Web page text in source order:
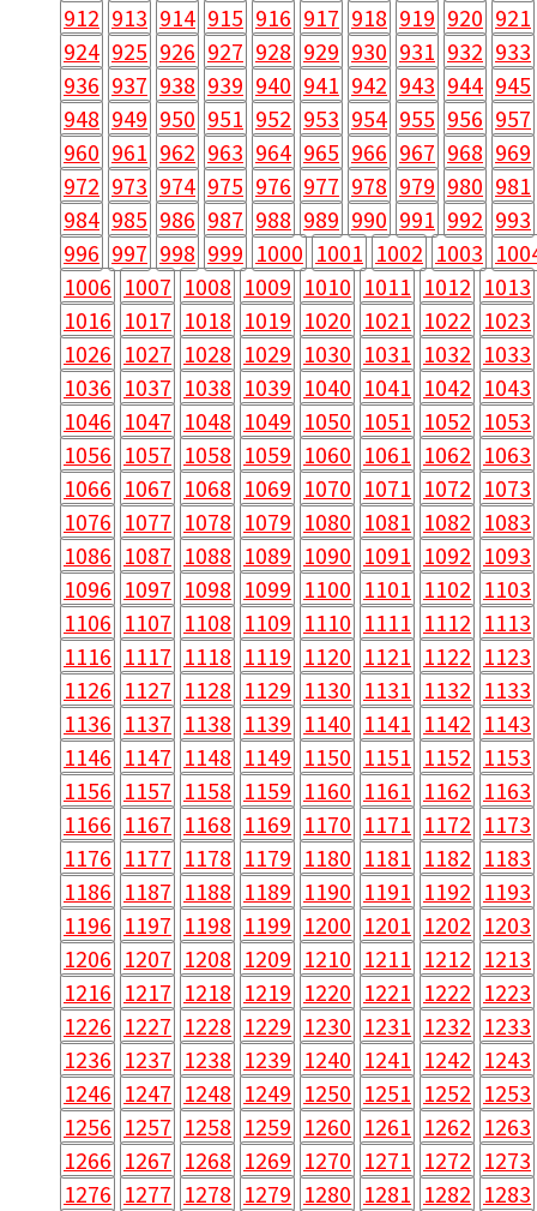
912 913 914 915 916 917 918 919 920 921
924 925 926 927 928 929 930 931 932 933
936 937 938 939 940 941 942 943 944 945
948 949 950 951 952 953 954 955 956 957
960 961 962 963 964 965 966 967 968 969
972 973 974 975 976 977 978 979 980 981
984 985 986 987 988 989 990 991 992 993
996 997 998 999 1000 1001 1002 1003
1006 1007 1008 1009 1010 1011 1012 1013
1016 1017 1018 1019 1020 1021 1022 1023
1026 1027 1028 1029 1030 1031 1032 1033
1036 1037 1038 1039 1040 1041 1042 1043
1046 1047 1048 1049 1050 1051 1052 1053
1056 1057 1058 1059 1060 1061 1062 1063
1066 1067 1068 1069 1070 1071 1072 1073
1076 1077 1078 1079 1080 1081 1082 1083
1086 1087 1088 1089 1090 1091 1092 1093
1096 1097 1098 1099 1100 1101 1102 1103
1106 1107 1108 1109 1110 1111 1112 1113
1116 1117 1118 1119 1120 1121 1122 1123
1126 1127 1128 1129 1130 1131 1132 1133
1136 1137 1138 1139 1140 1141 1142 1143
1146 1147 1148 1149 1150 1151 1152 1153
1156 1157 1158 1159 1160 1161 1162 1163
1166 1167 1168 1169 1170 1171 1172 1173
1176 1177 1178 1179 1180 1181 1182 1183
1186 1187 1188 1189 1190 1191 1192 1193
1196 1197 1198 1199 1200 1201 1202 1203
1206 1207 1208 1209 1210 1211 1212 1213
1216 1217 1218 1219 1220 1221 1222 1223
1226 1227 1228 1229 1230 1231 1232 1233
1236 1237 1238 1239 1240 1241 1242 1243
1246 1247 1248 1249 1250 1251 1252 1253
1256 1257 1258 1259 1260 1261 1262 1263
1266 1267 1268 1269 1270 1271 1272 1273
1276 1277 1278 1279 1280 1281 1282 1283